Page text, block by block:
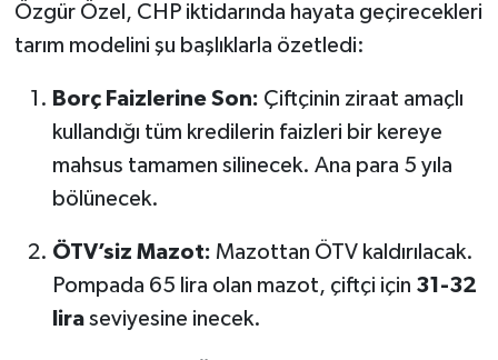
Özgür Özel, CHP iktidarında hayata geçirecekleri
tarım modelini şu başlıklarla özetledi:
Borç Faizlerine Son: Çiftçinin ziraat amaçlı
kullandığı tüm kredilerin faizleri bir kereye
mahsus tamamen silinecek. Ana para 5 yıla
bölünecek.
ÖTV’siz Mazot: Mazottan ÖTV kaldırılacak.
Pompada 65 lira olan mazot, çiftçi için 31-32
liraseviyesine inecek.